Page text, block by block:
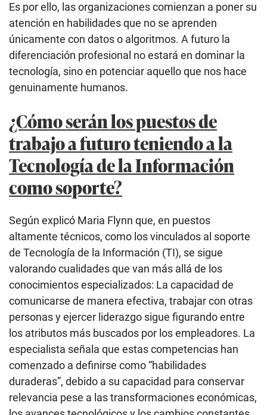
Es por ello, las organizaciones comienzan a poner su
atención en habilidades que no se aprenden
únicamente con datos o algoritmos. A futuro la
diferenciación profesional no estará en dominar la
tecnología, sino en potenciar aquello que nos hace
genuinamente humanos.
¿Cómo serán los puestos de
trabajo a futuro teniendo a la
Tecnología de la Información
como soporte?
Según explicó Maria Flynn que, en puestos
altamente técnicos, como los vinculados al soporte
de Tecnología de la Información (TI), se sigue
valorando cualidades que van más allá de los
conocimientos especializados: La capacidad de
comunicarse de manera efectiva, trabajar con otras
personas y ejercer liderazgo sigue figurando entre
los atributos más buscados por los empleadores. La
especialista señala que estas competencias han
comenzado a definirse como “habilidades
duraderas”, debido a su capacidad para conservar
relevancia pese a las transformaciones económicas,